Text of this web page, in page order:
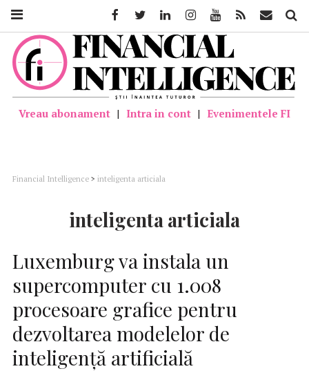
Vreau abonament | Intra in cont | Evenimentele FI
Financial Intelligence > inteligenta articiala
inteligenta articiala
Luxemburg va instala un
supercomputer cu 1.008
procesoare grafice pentru
dezvoltarea modelelor de
inteligență artificială
FacebookTwitter LinkedinInstagramYoutube Feed Mail